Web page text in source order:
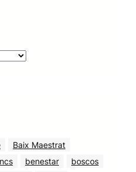
Baix Maestrat
benestar
boscos